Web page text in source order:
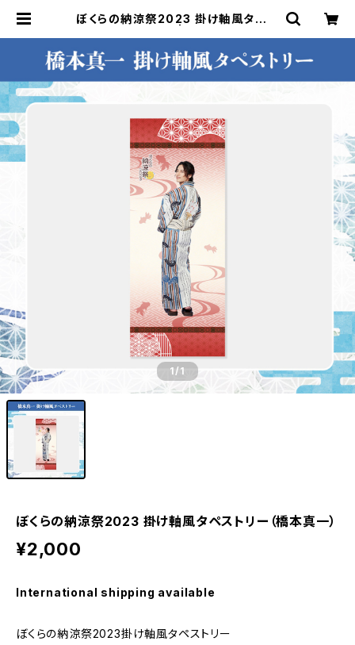
ぼくらの納涼祭2023 掛け軸風タペス
1/1
ぼくらの納涼祭2023 掛け軸風タペストリー（橋本真一）
¥2,000
International shipping available
ぼくらの納涼祭2023掛け軸風タペストリー